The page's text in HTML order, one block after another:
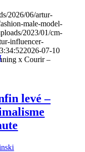
2026/06/artur-
male-model-
2023/01/cm-
influencer-
2026-07-10
x Courir –
levé –